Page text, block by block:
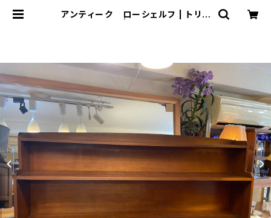
アンティーク ローシェルフ | トリノ